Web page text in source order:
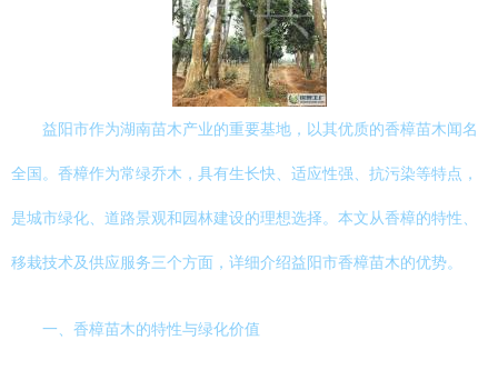
益阳市作为湖南苗木产业的重要基地，以其优质的香樟苗木闻名
全国。香樟作为常绿乔木，具有生长快、适应性强、抗污染等特点，
是城市绿化、道路景观和园林建设的理想选择。本文从香樟的特性、
移栽技术及供应服务三个方面，详细介绍益阳市香樟苗木的优势。
一、香樟苗木的特性与绿化价值